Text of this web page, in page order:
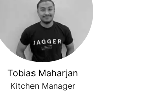
Tobias Maharjan
Kitchen Manager